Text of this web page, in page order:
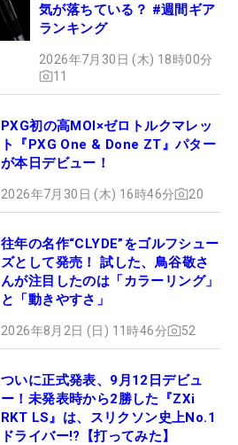
気が落ちている？ #週間ギア
ランキング
2026年7月30日 (木) 18時00分
11
PXG初の高MOI×ゼロトルクマレッ
ト『PXG One & Done ZT』パター
が本日デビュー！
2026年7月30日 (木) 16時46分 20
往年の名作“CLYDE”をゴルフシュー
ズとして発売！ 試した、鳥谷敬さ
んが注目したのは「カラーリング」
と「動きやすさ」
2026年8月2日 (日) 11時46分 52
ついに正式発表、9月12日デビュ
ー！未発表時から2勝した『ZXi
RKT LS』は、スリクソン史上No.1
ドライバー!?【打ってみた】